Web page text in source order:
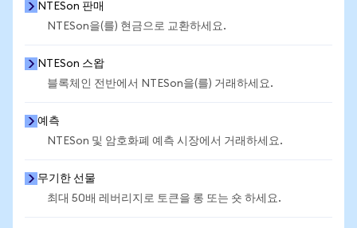
NTESon 판매
NTESon을(를) 현금으로 교환하세요.
NTESon 스왑
블록체인 전반에서 NTESon을(를) 거래하세요.
예측
NTESon 및 암호화폐 예측 시장에서 거래하세요.
무기한 선물
최대 50배 레버리지로 토큰을 롱 또는 숏 하세요.